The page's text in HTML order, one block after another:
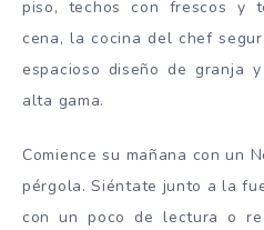
piso, techos con frescos y
cena, la cocina del chef
espacioso diseño de granja
alta gama.
Comience su mañana con un
pérgola. Siéntate junto a la
con un poco de lectura o